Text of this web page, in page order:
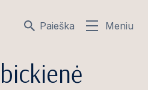
Paieška Meniu